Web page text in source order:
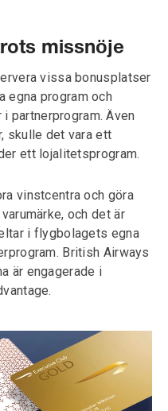
missnöje
vissa bonusplatser
egna program och
partnerprogram. Även
skulle det vara ett
ett lojalitetsprogram.
vinstcentra och göra
och det är
i flygbolagets egna
British Airways
är engagerade i